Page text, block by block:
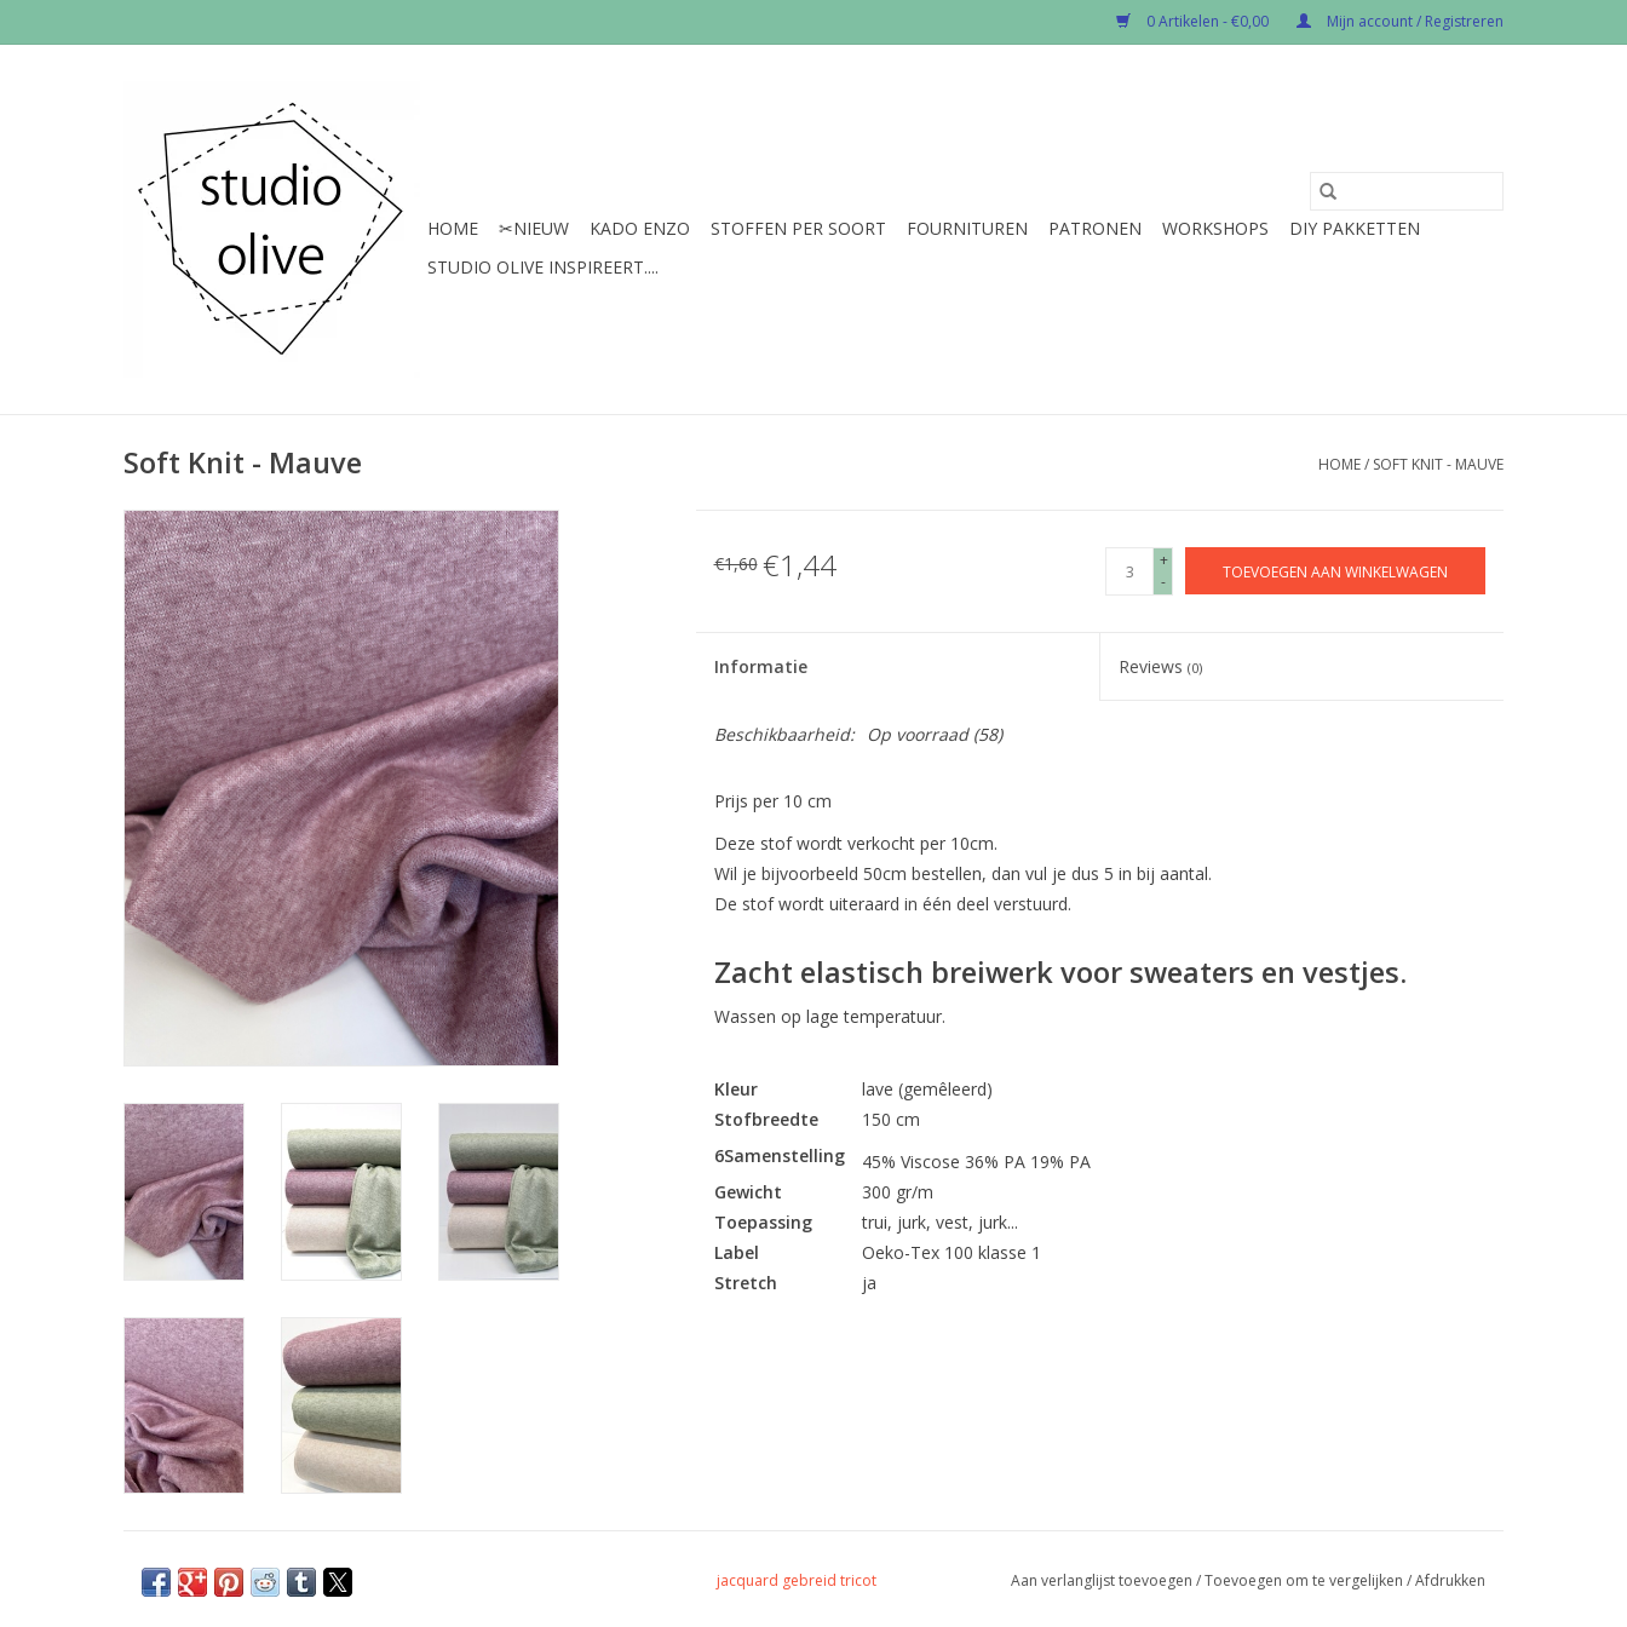
0 Artikelen - €0,00 Mijn account / Registreren
HOME ✂︎NIEUW KADO ENZO STOFFEN PER SOORT FOURNITUREN PATRONEN WORKSHOPS
DIY PAKKETTEN
STUDIO OLIVE INSPIREERT....
Soft Knit - Mauve HOME/ SOFT KNIT - MAUVE
€1,60 €1,44
+
-
TOEVOEGEN AAN WINKELWAGEN
Informatie Reviews(0)
Beschikbaarheid: Op voorraad(58)
Prijs per 10 cm
Deze stof wordt verkocht per 10cm.
Wil je bijvoorbeeld 50cm bestellen, dan vul je dus 5 in bij aantal.
De stof wordt uiteraard in één deel verstuurd.
Zacht elastisch breiwerk voor sweaters en vestjes.
Wassen op lage temperatuur.
Kleur
lave (gemêleerd)
Stofbreedte
150 cm
6Samenstelling
45% Viscose 36% PA 19% PA
Gewicht
300 gr/m
Toepassing
trui, jurk, vest, jurk...
Label
Oeko-Tex 100 klasse 1
Stretch
ja
jacquard gebreid tricot Aan verlanglijst toevoegen /Toevoegen om te vergelijken /Afdrukken